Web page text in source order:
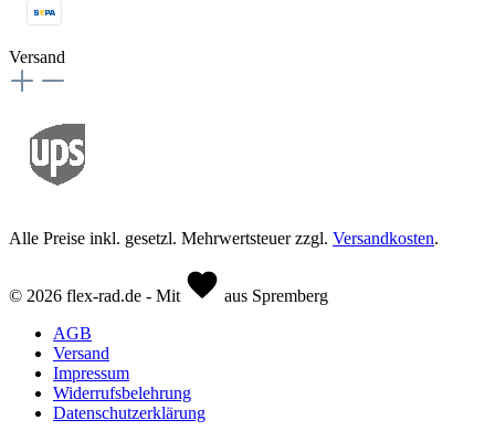
Versand
Alle Preise inkl. gesetzl. Mehrwertsteuer zzgl. Versandkosten.
© 2026 flex-rad.de - Mit
aus Spremberg
AGB
Versand
Impressum
Widerrufsbelehrung
Datenschutzerklärung